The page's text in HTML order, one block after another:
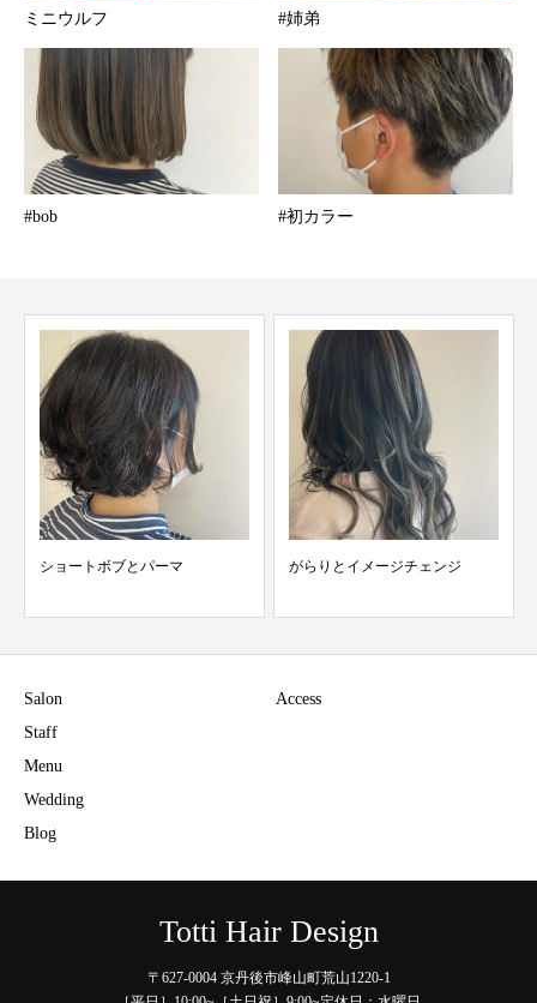
ミニウルフ #姉弟
#bob #初カラー
ショートボブとパーマ がらりとイメージチェンジ
Salon
Staff
Menu
Wedding
Blog
Access
Totti Hair Design
〒627-0004 京丹後市峰山町荒山1220-1